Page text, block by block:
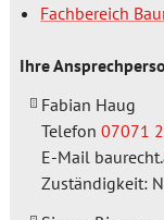
Fachbereich
Ihre
Fabian Haug
Telefon 07071
E-Mail
Zuständigkeit: